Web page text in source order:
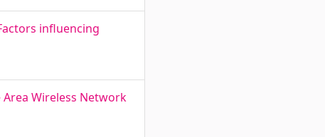
influencing
Wireless Network